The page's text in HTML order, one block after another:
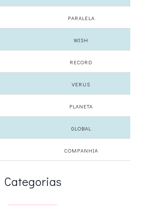
PARALELA
WISH
RECORD
VERUS
PLANETA
GLOBAL
COMPANHIA
Categorias